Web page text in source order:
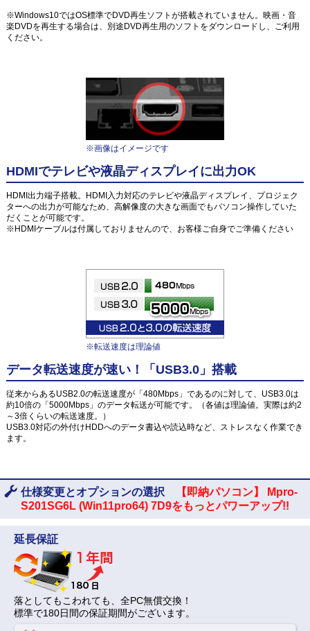
※Windows10ではOS標準でDVD再生ソフトが搭載されていません。映画・音
楽DVDを再生する場合は、別途DVD再生用のソフトをダウンロードし、ご利用
ください。
※画像はイメージです
HDMIでテレビや液晶ディスプレイに出力OK
HDMI出力端子搭載。HDMI入力対応のテレビや液晶ディスプレイ、プロジェク
ターへの出力が可能なため、高解像度の大きな画面でもパソコン操作していた
だくことが可能です。
※HDMIケーブルは付属しておりませんので、お客様ご自身でご準備ください
※転送速度は理論値
データ転送速度が速い！「USB3.0」搭載
従来からあるUSB2.0の転送速度が「480Mbps」であるのに対して、USB3.0は
約10倍の「5000Mbps」のデータ転送が可能です。（各値は理論値。実際は約2
～3倍くらいの転送速度。）
USB3.0対応の外付けHDDへのデータ書込や読込時など、ストレスなく作業でき
ます。
仕様変更とオプションの選択
【即納パソコン】 Mpro-
S201SG6L (Win11pro64) 7D9をもっとパワーアップ!!
延長保証
落としてもこわれても、全PC無償交換！
標準で180日間の保証期間がございます。